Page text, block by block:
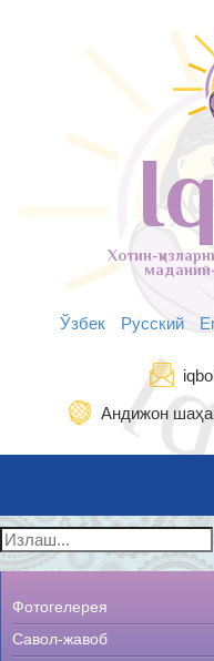
Хотин-
Ўзбек Русский
Андижон
Фотогелерея
Савол-жавоб